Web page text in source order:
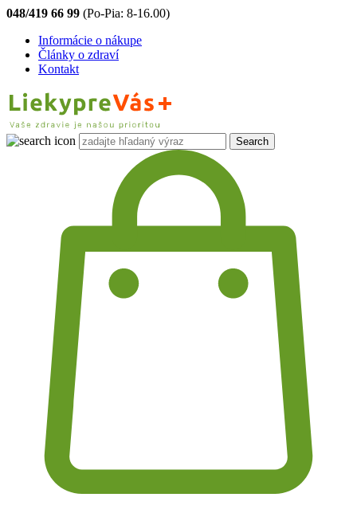
048/419 66 99 (Po-Pia: 8-16.00)
Informácie o nákupe
Články o zdraví
Kontakt